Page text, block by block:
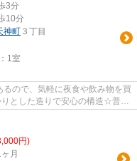
3分
10分
神町 ３丁目
1室
ので、気軽に夜食や飲み物を買
とした造りで安心の構造☆普段
円)
月